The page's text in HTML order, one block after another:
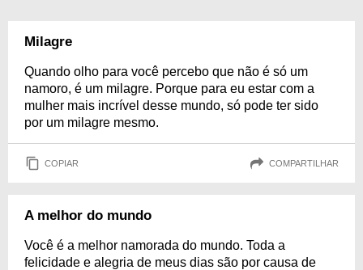
Milagre
Quando olho para você percebo que não é só um
namoro, é um milagre. Porque para eu estar com a
mulher mais incrível desse mundo, só pode ter sido
por um milagre mesmo.
COPIAR COMPARTILHAR
A melhor do mundo
Você é a melhor namorada do mundo. Toda a
felicidade e alegria de meus dias são por causa de